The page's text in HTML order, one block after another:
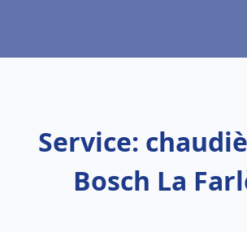
Service:
Bosch La